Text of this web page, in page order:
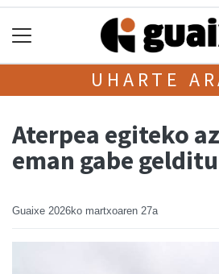
UHARTE
Aterpea egiteko
eman gabe
Guaixe 2026ko martxoaren 27a